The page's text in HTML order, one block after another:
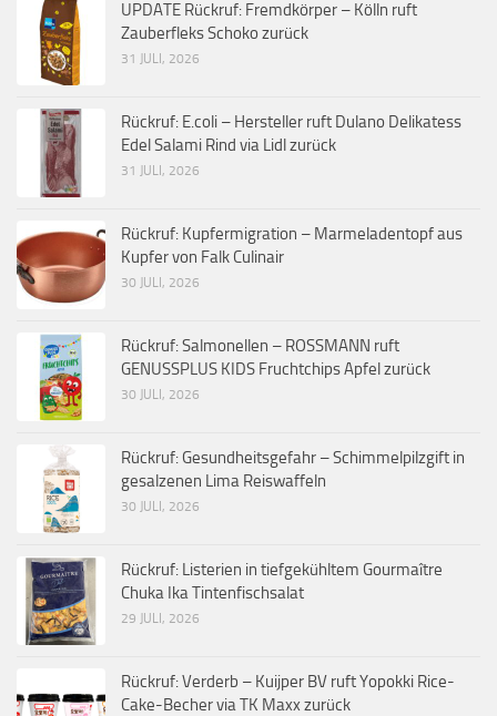
UPDATE Rückruf: Fremdkörper – Kölln ruft
Zauberfleks Schoko zurück
31 JULI, 2026
Rückruf: E.coli – Hersteller ruft Dulano Delikatess
Edel Salami Rind via Lidl zurück
31 JULI, 2026
Rückruf: Kupfermigration – Marmeladentopf aus
Kupfer von Falk Culinair
30 JULI, 2026
Rückruf: Salmonellen – ROSSMANN ruft
GENUSSPLUS KIDS Fruchtchips Apfel zurück
30 JULI, 2026
Rückruf: Gesundheitsgefahr – Schimmelpilzgift in
gesalzenen Lima Reiswaffeln
30 JULI, 2026
Rückruf: Listerien in tiefgekühltem Gourmaître
Chuka Ika Tintenfischsalat
29 JULI, 2026
Rückruf: Verderb – Kuijper BV ruft Yopokki Rice-
Cake-Becher via TK Maxx zurück